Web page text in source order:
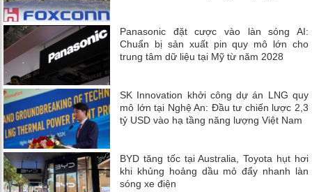
Panasonic đặt cược vào làn sóng AI:
Chuẩn bị sản xuất pin quy mô lớn cho
trung tâm dữ liệu tại Mỹ từ năm 2028
SK Innovation khởi công dự án LNG quy
mô lớn tại Nghệ An: Đầu tư chiến lược 2,3
tỷ USD vào hạ tầng năng lượng Việt Nam
BYD tăng tốc tại Australia, Toyota hụt hơi
khi khủng hoảng dầu mỏ đẩy nhanh làn
sóng xe điện